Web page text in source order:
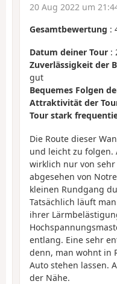
20 Aug 2022 um
Gesamtbewertung :
Datum deiner Tour :
Zuverlässigkeit der
gut
Bequemes Folgen
Attraktivität der
Tour stark
Die Route dieser
und leicht zu folgen.
wirklich nur von
abgesehen von
kleinen Rundgang
Tatsächlich läuft
ihrer
entlang. Eine sehr
denn, man wohnt in
Auto stehen lassen.
der Nähe.